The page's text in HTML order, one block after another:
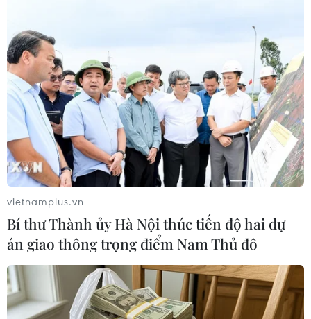
Rùa lên Bãi Cát Lớn-Hòn Bảy Cạnh ở Vườn quốc gia Côn Đảo
đẻ trứng. (Ảnh: TTXVN phát)
vietnamplus.vn
Bí thư Thành ủy Hà Nội thúc tiến độ hai dự
án giao thông trọng điểm Nam Thủ đô